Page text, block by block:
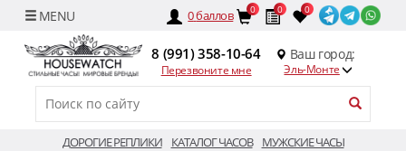
0баллов 0 0 0
8 (991) 358-10-64
Перезвоните мне
Ваш город:
Эль-Монте
ДОРОГИЕ РЕПЛИКИ КАТАЛОГ ЧАСОВ
МУЖСКИЕ ЧАСЫ